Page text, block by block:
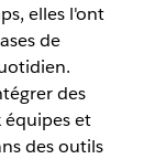
elles l'ont
de
des
et
des outils